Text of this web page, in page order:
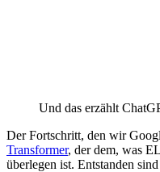
Und das erzählt
Der Fortschritt, den wir
Transformer, der dem, was
überlegen ist. Entstanden